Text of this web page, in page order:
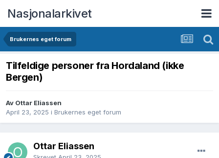
Nasjonalarkivet
Brukernes eget forum
Tilfeldige personer fra Hordaland (ikke
Bergen)
Av Ottar Eliassen
April 23, 2025 i Brukernes eget forum
Ottar Eliassen